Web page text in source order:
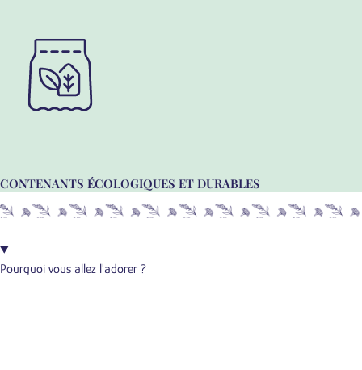
CONTENANTS ÉCOLOGIQUES ET DURABLES
Pourquoi vous allez l'adorer ?